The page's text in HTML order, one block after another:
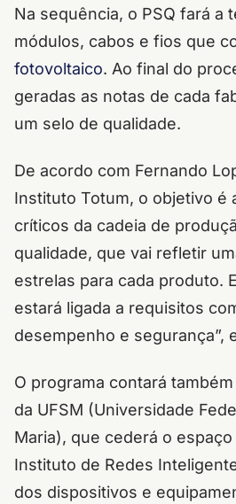
Na sequência, o PSQ fará a
módulos, cabos e fios que
fotovoltaico. Ao final do
geradas as notas de cada
um selo de qualidade.
De acordo com Fernando
Instituto Totum, o objetivo é
críticos da cadeia de
qualidade, que vai refletir
estrelas para cada produto.
estará ligada a requisitos
desempenho e segurança”,
O programa contará
da UFSM (Universidade
Maria), que cederá o
Instituto de Redes
dos dispositivos e